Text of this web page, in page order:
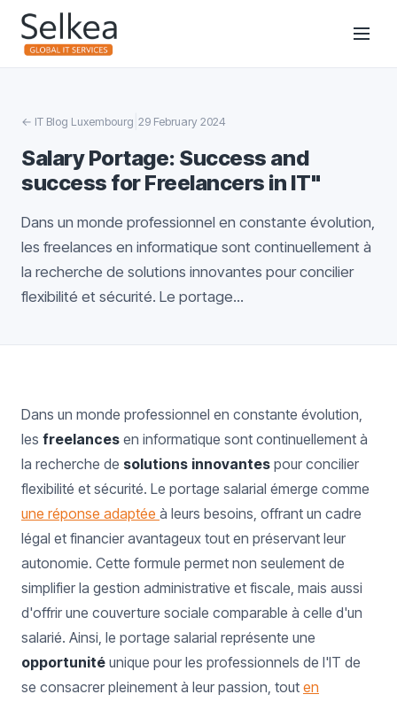
← IT Blog Luxembourg 29 February 2024
Salary Portage: Success and
success for Freelancers in IT"
Dans un monde professionnel en constante évolution,
les freelances en informatique sont continuellement à
la recherche de solutions innovantes pour concilier
flexibilité et sécurité. Le portage...
Dans un monde professionnel en constante évolution,
les freelances en informatique sont continuellement à
la recherche de solutions innovantes pour concilier
flexibilité et sécurité. Le portage salarial émerge comme
une réponse adaptée à leurs besoins, offrant un cadre
légal et financier avantageux tout en préservant leur
autonomie. Cette formule permet non seulement de
simplifier la gestion administrative et fiscale, mais aussi
d'offrir une couverture sociale comparable à celle d'un
salarié. Ainsi, le portage salarial représente une
opportunité unique pour les professionnels de l'IT de
se consacrer pleinement à leur passion, tout en